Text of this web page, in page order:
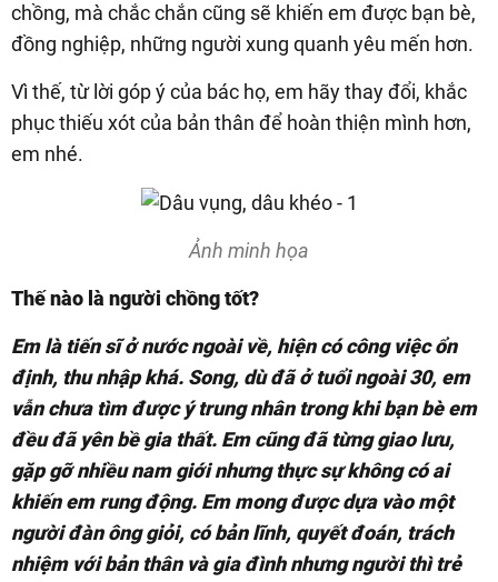
chồng, mà chắc chắn cũng sẽ khiến em được bạn bè,
đồng nghiệp, những người xung quanh yêu mến hơn.
Vì thế, từ lời góp ý của bác họ, em hãy thay đổi, khắc
phục thiếu xót của bản thân để hoàn thiện mình hơn,
em nhé.
Ảnh minh họa
Thế nào là người chồng tốt?
Em là tiến sĩ ở nước ngoài về, hiện có công việc ổn
định, thu nhập khá. Song, dù đã ở tuổi ngoài 30, em
vẫn chưa tìm được ý trung nhân trong khi bạn bè em
đều đã yên bề gia thất. Em cũng đã từng giao lưu,
gặp gỡ nhiều nam giới nhưng thực sự không có ai
khiến em rung động. Em mong được dựa vào một
người đàn ông giỏi, có bản lĩnh, quyết đoán, trách
nhiệm với bản thân và gia đình nhưng người thì trẻ